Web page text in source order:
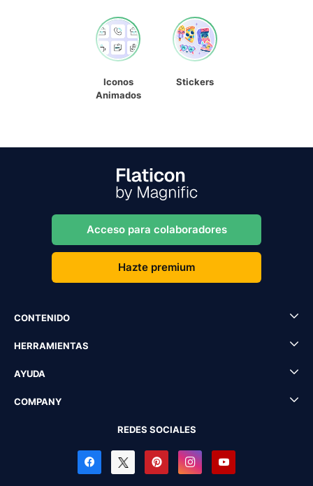
Iconos
Animados
Stickers
Acceso para colaboradores
Hazte premium
CONTENIDO
HERRAMIENTAS
AYUDA
COMPANY
REDES SOCIALES